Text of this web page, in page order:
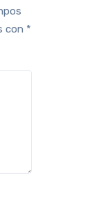
con *